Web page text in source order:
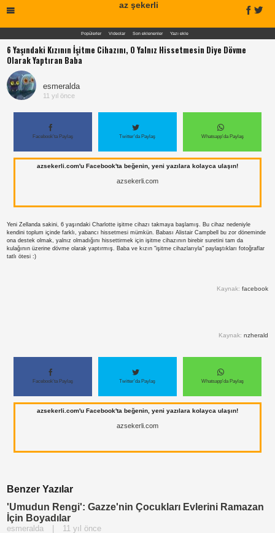
az şekerli
Popülerler Videolar Son eklenenler Yazı ekle
6 Yaşındaki Kızının İşitme Cihazını, O Yalnız Hissetmesin Diye Dövme
Olarak Yaptıran Baba
esmeralda
11 yıl önce
Facebook'ta Paylaş Twitter'da Paylaş Whatsapp'da Paylaş
azsekerli.com'u Facebook'ta beğenin, yeni yazılara kolayca ulaşın!
azsekerli.com
Yeni Zellanda sakini, 6 yaşındaki Charlotte işitme cihazı takmaya başlamış. Bu cihaz nedeniyle
kendini toplum içinde farklı, yabancı hissetmesi mümkün. Babası Alistair Campbell bu zor döneminde
ona destek olmak, yalnız olmadığını hissettirmek için işitme cihazının birebir suretini tam da
kulağının üzerine dövme olarak yaptırmış. Baba ve kızın "işitme cihazlarıyla" paylaştıkları fotoğraflar
tatlı ötesi :)
Kaynak: facebook
Kaynak: nzherald
Paylaş
Paylaş
Facebook'ta Paylaş Twitter'da Paylaş Whatsapp'da Paylaş
azsekerli.com'u Facebook'ta beğenin, yeni yazılara kolayca ulaşın!
azsekerli.com
Benzer Yazılar
'Umudun Rengi': Gazze'nin Çocukları Evlerini Ramazan
İçin Boyadılar
esmeralda 11 yıl önce